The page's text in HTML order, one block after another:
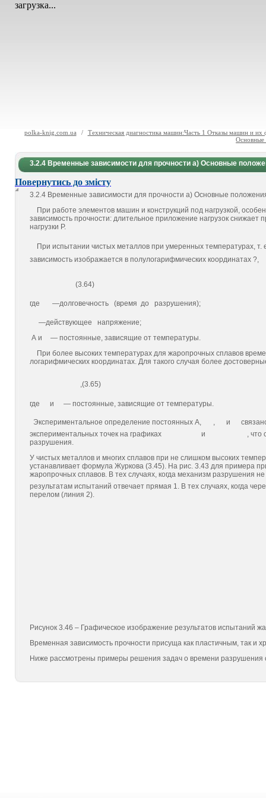
загрузка...
polka-knig.com.ua /
Техническая диагностика машин:Часть 1 Отказы машин и
Основные
3.2.4 Временные зависимости для прочности а) Основные
Повернутись до змісту
3.2.4 Временные зависимости для прочности а) Основные
При работе элементов машин и конструкций под на­грузкой,
зависимость проч­ности: длительное приложение нагрузок
нагрузки Р.
При испытании чистых металлов при умеренных температурах, т.
зависимость изображается в полулогарифмических координатах ?,
(3.64)
где —долговечность (время до разрушения);
—действующее напряжение;
А и
— постоянные, зависящие от температуры.
При более высоких температурах для жаропрочных сплавов
логарифмических координатах. Для такого случая более
,(3.65)
где и — постоянные, зависящие от температуры.
Экспериментальное определение постоянных А, , и
экспериментальных точек на графиках
и
, что
разрушения.
У чистых металлов и многих сплавов при не слишком высоких
устанавливает формула Журкова (3.45). На рис. 3.43 для примера
жаропрочных сплавов. В тех случаях, когда механизм разруше­ния
результатам испытаний отвечает прямая 1. В тех слу­чаях, когда
перелом (линия 2).
Рисунок 3.46 – Графическое изображение результатов испытаний
Временная зависимость прочности присуща как пластичным, так и
Ниже рассмотрены примеры решения задач о времени разрушения